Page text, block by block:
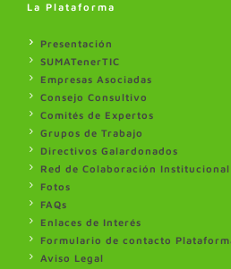
La Plataforma
Presentación
SUMATenerTIC
Empresas Asociadas
Consejo Consultivo
Comités de Expertos
Grupos de Trabajo
Directivos Galardonados
Red de Colaboración Institucional
Fotos
FAQs
Enlaces de Interés
Formulario de contacto
Aviso Legal